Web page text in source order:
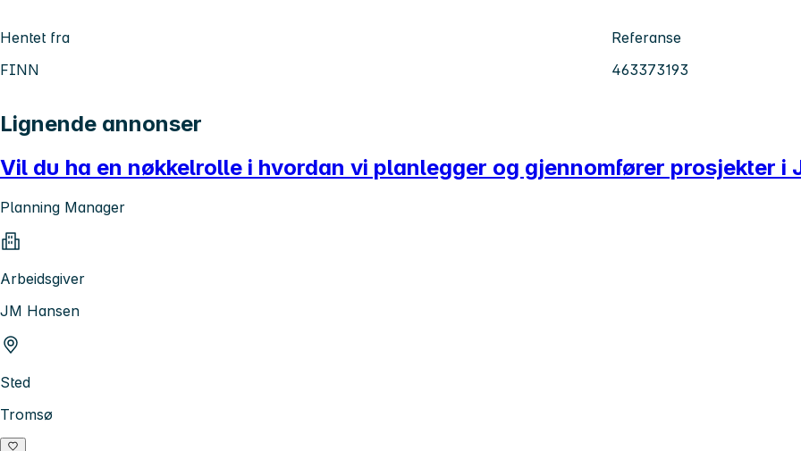
Hentet fra
FINN
Referanse
463373193
Lignende annonser
Vil du ha en nøkkelrolle i hvordan vi planlegger og gjennomfører prosjekter i
Planning Manager
Arbeidsgiver
JM Hansen
Sted
Tromsø